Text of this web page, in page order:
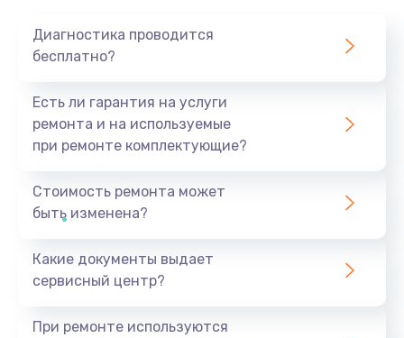
Диагностика проводится
бесплатно?
Есть ли гарантия на услуги
ремонта и на используемые
при ремонте комплектующие?
Стоимость ремонта может
быть изменена?
Какие документы выдает
сервисный центр?
При ремонте используются